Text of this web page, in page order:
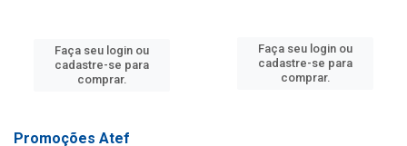
Faça seu login ou
cadastre-se para
comprar.
Faça seu login ou
cadastre-se para
comprar.
Promoções Atef